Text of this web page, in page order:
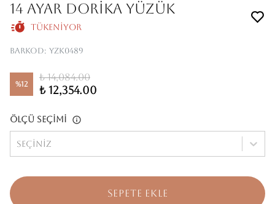
14 Ayar Dorika Yüzük
Tükeniyor
Barkod: YZK0489
%12
₺ 14,084.00
₺ 12,354.00
Ölçü Seçimi
Seçiniz
SEPETE EKLE